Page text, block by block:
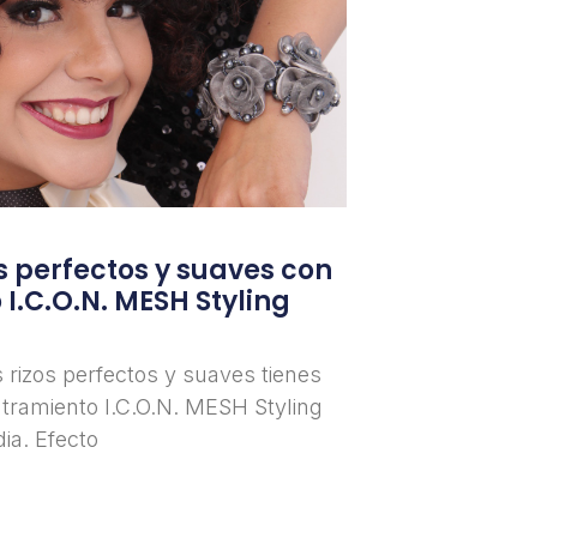
perfectos y suaves con
MESH Styling
rizos perfectos y suaves tienes
I.C.O.N. MESH Styling
Efecto